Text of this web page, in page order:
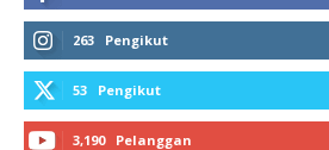
263 Pengikut
53 Pengikut
3,190 Pelanggan